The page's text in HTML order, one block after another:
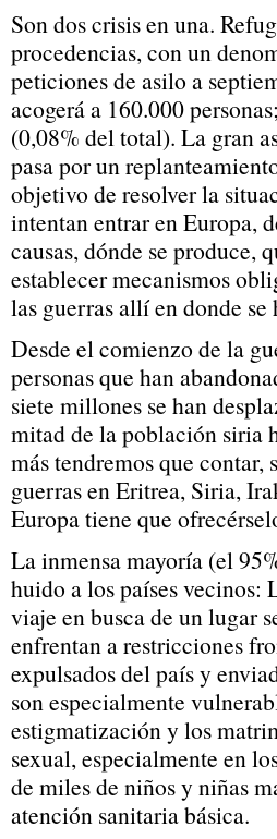
Son dos crisis en una.
procedencias, con un
peticiones de asilo a
acogerá a 160.000
(0,08% del total). La gran
pasa por un
objetivo de resolver la
intentan entrar en Europa,
causas, dónde se produce,
establecer mecanismos
las guerras allí en donde se
Desde el comienzo de la
personas que han
siete millones se han
mitad de la población siria
más tendremos que contar,
guerras en Eritrea, Siria,
Europa tiene que
La inmensa mayoría (el
huido a los países
viaje en busca de un lugar
enfrentan a restricciones
expulsados del país y
son especialmente
estigmatización y los
sexual, especialmente en
de miles de niños y niñas
atención sanitaria básica.